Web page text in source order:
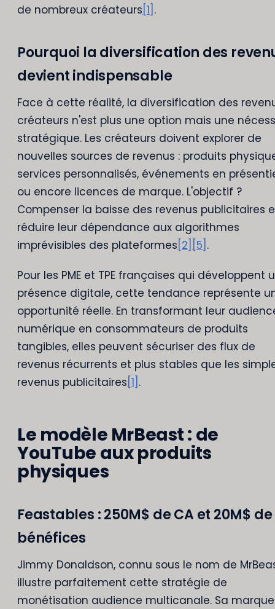
de nombreux créateurs [1] .
Pourquoi la diversification des
devient indispensable
Face à cette réalité, la diversification des
créateurs n'est plus une option mais une
stratégique. Les créateurs doivent explorer de
nouvelles sources de revenus : produits
services personnalisés, événements en
ou encore licences de marque. L'objectif ?
Compenser la baisse des revenus publicitaires
réduire leur dépendance aux algorithmes
imprévisibles des plateformes [2] [5] .
Pour les PME et TPE françaises qui développent
présence digitale, cette tendance représente
opportunité réelle. En transformant leur
numérique en consommateurs de produits
tangibles, elles peuvent sécuriser des flux de
revenus récurrents et plus stables que les
revenus publicitaires [1] .
Le modèle MrBeast : de
YouTube aux produits
physiques
Feastables : 250M$ de CA et 20M$ de
bénéfices
Jimmy Donaldson, connu sous le nom de
illustre parfaitement cette stratégie de
monétisation audience multicanale. Sa marque